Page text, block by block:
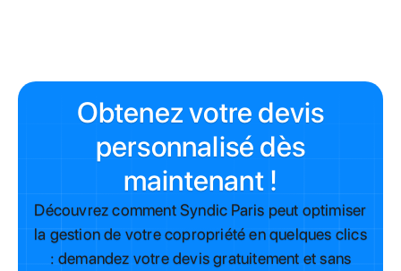
Obtenez votre devis
personnalisé dès
maintenant !
Découvrez comment Syndic Paris peut optimiser
la gestion de votre copropriété en quelques clics
: demandez votre devis gratuitement et sans